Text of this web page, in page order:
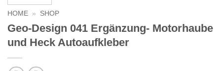
HOME » SHOP
Geo-Design 041 Ergänzung- Motorhaube
und Heck Autoaufkleber